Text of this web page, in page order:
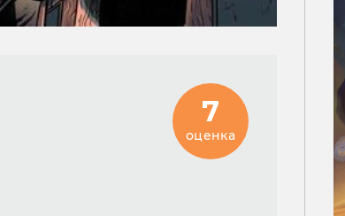
7
оценка